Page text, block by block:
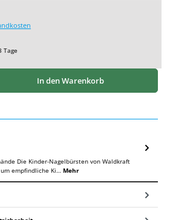
Tage
Wert ein oder benutze die Schaltflächen
In den Warenkorb
Die Kinder-Nagelbürsten von Waldkraft
empfindliche Ki… Mehr